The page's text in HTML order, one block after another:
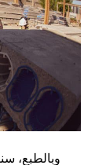
وبالطبع،